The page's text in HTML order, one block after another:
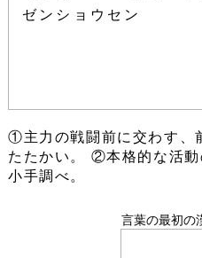
ゼンショウセン
①主力の戦闘前に交わす、
たたかい。 ②本格的な活動
小手調べ。
言葉の最初の